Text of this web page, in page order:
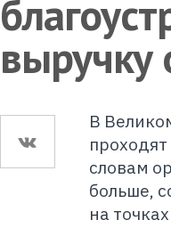
выручку
В
словам
больше,
на